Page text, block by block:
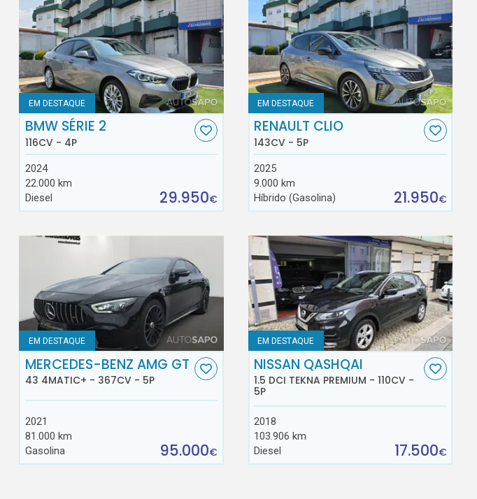
EM DESTAQUE
BMW SÉRIE 2
116CV - 4P
2024
22.000 km
Diesel
29.950€
EM DESTAQUE
RENAULT CLIO
143CV - 5P
2025
9.000 km
Híbrido (Gasolina)
21.950€
EM DESTAQUE
MERCEDES-BENZ AMG GT
43 4MATIC+ - 367CV - 5P
2021
81.000 km
Gasolina
95.000€
EM DESTAQUE
NISSAN QASHQAI
1.5 DCI TEKNA PREMIUM - 110CV -
5P
2018
103.906 km
Diesel
17.500€